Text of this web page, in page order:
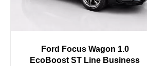
Ford Focus Wagon 1.0
EcoBoost ST Line Business